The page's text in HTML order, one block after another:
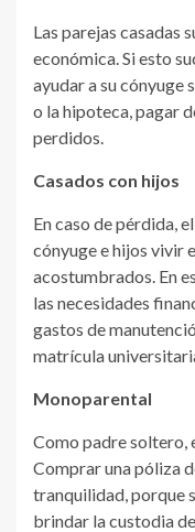
Las parejas casadas
económica. Si esto
ayudar a su cónyuge
o la hipoteca, pagar
perdidos.
Casados con hijos
En caso de pérdida,
cónyuge e hijos vivir
acostumbrados. En
las necesidades
gastos de
matrícula
Monoparental
Como padre soltero,
Comprar una póliza
tranquilidad, porque
brindar la custodia de